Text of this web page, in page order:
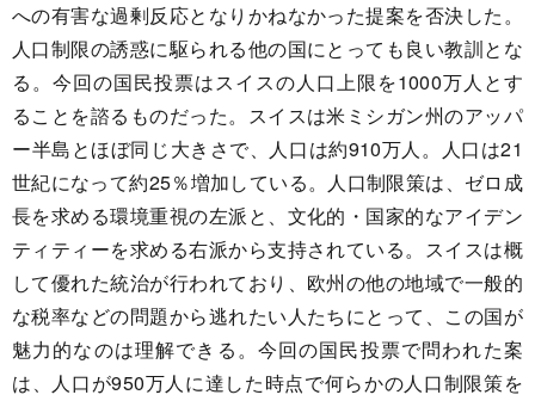
への有害な過剰反応となりかねなかった提案を否決した。
人口制限の誘惑に駆られる他の国にとっても良い教訓とな
る。今回の国民投票はスイスの人口上限を1000万人とす
ることを諮るものだった。スイスは米ミシガン州のアッパ
ー半島とほぼ同じ大きさで、人口は約910万人。人口は21
世紀になって約25％増加している。人口制限策は、ゼロ成
長を求める環境重視の左派と、文化的・国家的なアイデン
ティティーを求める右派から支持されている。スイスは概
して優れた統治が行われており、欧州の他の地域で一般的
な税率などの問題から逃れたい人たちにとって、この国が
魅力的なのは理解できる。今回の国民投票で問われた案
は、人口が950万人に達した時点で何らかの人口制限策を